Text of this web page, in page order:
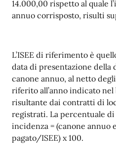
14.000,00 rispetto al quale
annuo corrisposto, risulti
L’ISEE di riferimento è
data di presentazione della
canone annuo, al netto
riferito all’anno indicato nel
risultante dai contratti di
registrati. La percentuale
incidenza = (canone annuo
pagato/ISEE) x 100.